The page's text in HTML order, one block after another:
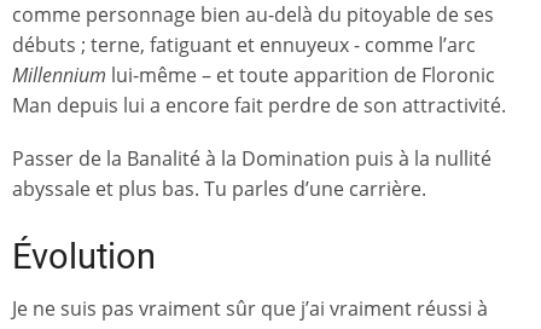
comme personnage bien au-delà du pitoyable de ses
débuts ; terne, fatiguant et ennuyeux - comme l’arc
Millennium lui-même – et toute apparition de Floronic
Man depuis lui a encore fait perdre de son attractivité.
Passer de la Banalité à la Domination puis à la nullité
abyssale et plus bas. Tu parles d’une carrière.
Évolution
Je ne suis pas vraiment sûr que j’ai vraiment réussi à